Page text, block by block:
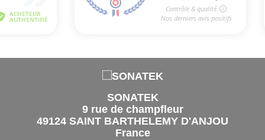
SONATEK
9 rue de champfleur
49124 SAINT BARTHELEMY D'ANJOU
France